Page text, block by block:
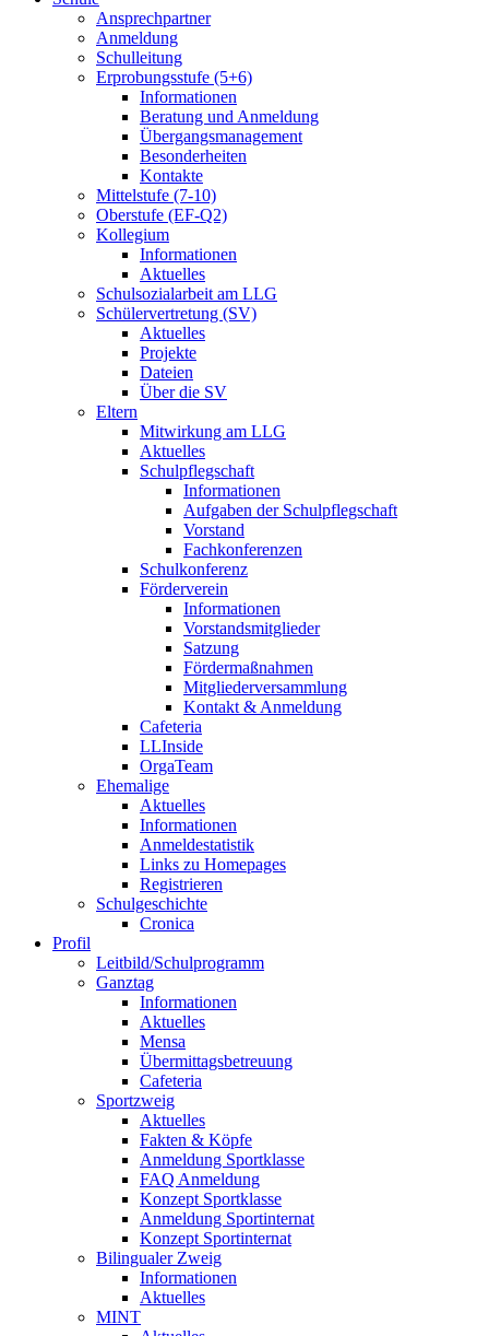
Ansprechpartner
Anmeldung
Schulleitung
Erprobungsstufe (5+6)
Informationen
Beratung und Anmeldung
Übergangsmanagement
Besonderheiten
Kontakte
Mittelstufe (7-10)
Oberstufe (EF-Q2)
Kollegium
Informationen
Aktuelles
Schulsozialarbeit am LLG
Schülervertretung (SV)
Aktuelles
Projekte
Dateien
Über die SV
Eltern
Mitwirkung am LLG
Aktuelles
Schulpflegschaft
Informationen
Aufgaben der Schulpflegschaft
Vorstand
Fachkonferenzen
Schulkonferenz
Förderverein
Informationen
Vorstandsmitglieder
Satzung
Fördermaßnahmen
Mitgliederversammlung
Kontakt & Anmeldung
Cafeteria
LLInside
OrgaTeam
Ehemalige
Aktuelles
Informationen
Anmeldestatistik
Links zu Homepages
Registrieren
Schulgeschichte
Cronica
Profil
Leitbild/Schulprogramm
Ganztag
Informationen
Aktuelles
Mensa
Übermittagsbetreuung
Cafeteria
Sportzweig
Aktuelles
Fakten & Köpfe
Anmeldung Sportklasse
FAQ Anmeldung
Konzept Sportklasse
Anmeldung Sportinternat
Konzept Sportinternat
Bilingualer Zweig
Informationen
Aktuelles
MINT